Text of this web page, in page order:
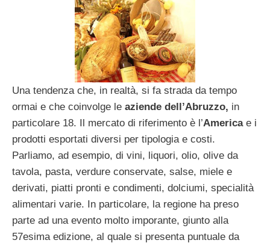
Una tendenza che, in realtà, si fa strada da tempo
ormai e che coinvolge le aziende dell’Abruzzo, in
particolare 18. Il mercato di riferimento è l’Americae i
prodotti esportati diversi per tipologia e costi.
Parliamo, ad esempio, di vini, liquori, olio, olive da
tavola, pasta, verdure conservate, salse, miele e
derivati, piatti pronti e condimenti, dolciumi, specialità
alimentari varie. In particolare, la regione ha preso
parte ad una evento molto imporante, giunto alla
57esima edizione, al quale si presenta puntuale da